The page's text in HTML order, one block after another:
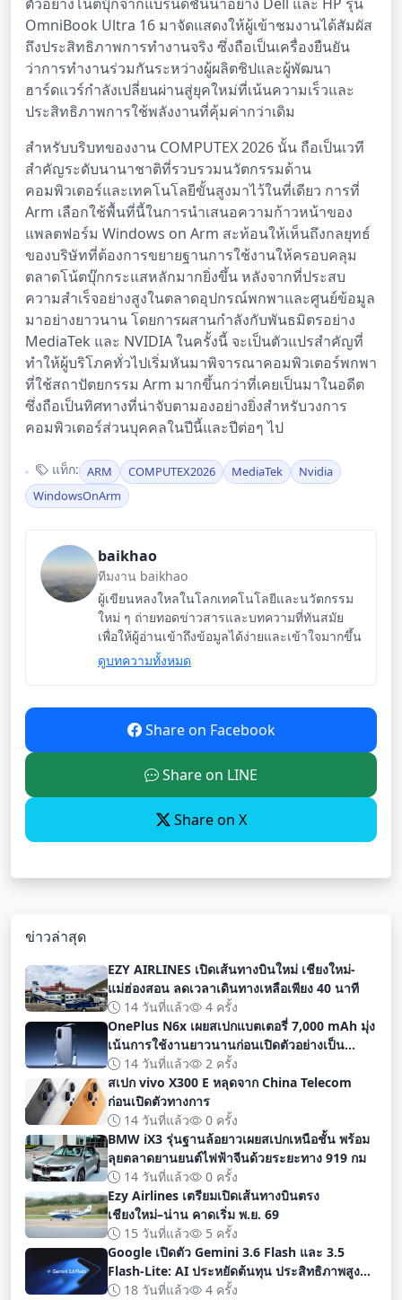
OmniBook Ultra 16 มาจัดแสดงให้ผู้เข้าชมงานได้สัมผัส
ถึงประสิทธิภาพการทำงานจริง ซึ่งถือเป็นเครื่องยืนยัน
ว่าการทำงานร่วมกันระหว่างผู้ผลิตชิปและผู้พัฒนา
ฮาร์ดแวร์กำลังเปลี่ยนผ่านสู่ยุคใหม่ที่เน้นความเร็วและ
ประสิทธิภาพการใช้พลังงานที่คุ้มค่ากว่าเดิม
สำหรับบริบทของงาน COMPUTEX 2026 นั้น ถือเป็นเวที
สำคัญระดับนานาชาติที่รวบรวมนวัตกรรมด้าน
คอมพิวเตอร์และเทคโนโลยีขั้นสูงมาไว้ในที่เดียว การที่
Arm เลือกใช้พื้นที่นี้ในการนำเสนอความก้าวหน้าของ
แพลตฟอร์ม Windows on Arm สะท้อนให้เห็นถึงกลยุทธ์
ของบริษัทที่ต้องการขยายฐานการใช้งานให้ครอบคลุม
ตลาดโน้ตบุ๊กกระแสหลักมากยิ่งขึ้น หลังจากที่ประสบ
ความสำเร็จอย่างสูงในตลาดอุปกรณ์พกพาและศูนย์ข้อมูล
มาอย่างยาวนาน โดยการผสานกำลังกับพันธมิตรอย่าง
MediaTek และ NVIDIA ในครั้งนี้ จะเป็นตัวแปรสำคัญที่
ทำให้ผู้บริโภคทั่วไปเริ่มหันมาพิจารณาคอมพิวเตอร์พกพา
ที่ใช้สถาปัตยกรรม Arm มากขึ้นกว่าที่เคยเป็นมาในอดีต
ซึ่งถือเป็นทิศทางที่น่าจับตามองอย่างยิ่งสำหรับวงการ
คอมพิวเตอร์ส่วนบุคคลในปีนี้และปีต่อๆ ไป
แท็ก: ARM COMPUTEX2026 MediaTek
Nvidia
WindowsOnArm
baikhao
ทีมงาน baikhao
ผู้เขียนหลงใหลในโลกเทคโนโลยีและนวัตกรรม
ใหม่ ๆ ถ่ายทอดข่าวสารและบทความที่ทันสมัย
เพื่อให้ผู้อ่านเข้าถึงข้อมูลได้ง่ายและเข้าใจมากขึ้น
ดูบทความทั้งหมด
Share on Facebook
Share on LINE
Share on X
ข่าวล่าสุด
EZY AIRLINES เปิดเส้นทางบินใหม่ เชียงใหม่-
แม่ฮ่องสอน ลดเวลาเดินทางเหลือเพียง 40 นาที
14 วันที่แล้ว
4 ครั้ง
OnePlus N6x เผยสเปกแบตเตอรี่ 7,000 mAh มุ่ง
เน้นการใช้งานยาวนานก่อนเปิดตัวอย่างเป็น
ทางการ
14 วันที่แล้ว
2 ครั้ง
สเปก vivo X300 E หลุดจาก China Telecom
ก่อนเปิดตัวทางการ
14 วันที่แล้ว
0 ครั้ง
BMW iX3 รุ่นฐานล้อยาวเผยสเปกเหนือชั้น พร้อม
ลุยตลาดยานยนต์ไฟฟ้าจีนด้วยระยะทาง 919 กม
14 วันที่แล้ว
0 ครั้ง
Ezy Airlines เตรียมเปิดเส้นทางบินตรง
เชียงใหม่–น่าน คาดเริ่ม พ.ย. 69
15 วันที่แล้ว
5 ครั้ง
Google เปิดตัว Gemini 3.6 Flash และ 3.5
Flash-Lite: AI ประหยัดต้นทุน ประสิทธิภาพสูง
สำหรับนักพัฒนา
18 วันที่แล้ว 4 ครั้ง